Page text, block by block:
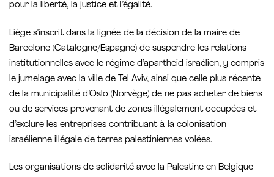
pour la liberté, la justice et l’égalité.
Liège s’inscrit dans la lignée de la décision de la maire de
Barcelone (Catalogne/Espagne) de suspendre les relations
institutionnelles avec le régime d’apartheid israélien, y compris
le jumelage avec la ville de Tel Aviv, ainsi que celle plus récente
de la municipalité d’Oslo (Norvège) de ne pas acheter de biens
ou de services provenant de zones illégalement occupées et
d’exclure les entreprises contribuant à la colonisation
israélienne illégale de terres palestiniennes volées.
Les organisations de solidarité avec la Palestine en Belgique